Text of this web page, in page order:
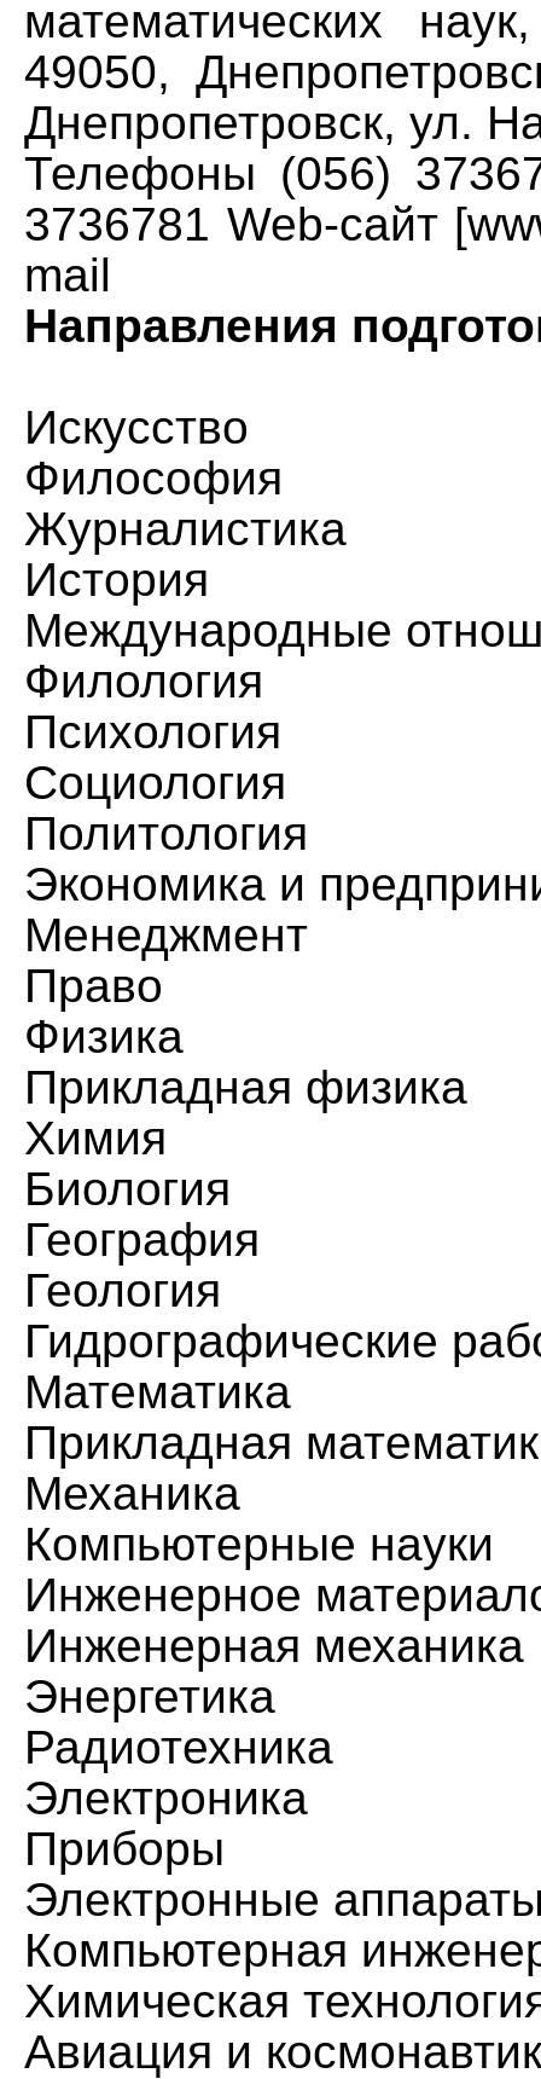
математических
49050,
Днепропетровск, ул.
Телефоны (056)
3736781 Web-сайт
mail
Направления
Искусство
Философия
Журналистика
История
Международные
Филология
Психология
Социология
Политология
Экономика и
Менеджмент
Право
Физика
Прикладная физика
Химия
Биология
География
Геология
Гидрографические
Математика
Прикладная
Механика
Компьютерные науки
Инженерное
Инженерная механика
Энергетика
Радиотехника
Электроника
Приборы
Электронные
Компьютерная
Химическая
Авиация и